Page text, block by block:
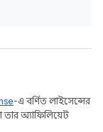
-এ বর্ণিত লাইসেন্সের
অ্যাফিলিয়েট